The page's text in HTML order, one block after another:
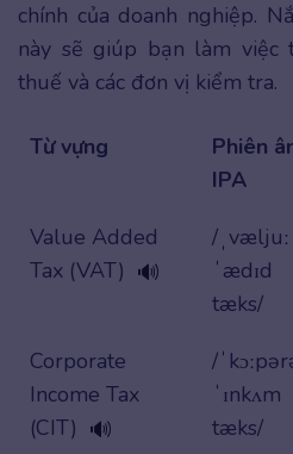
chính của doanh nghiệp.
này sẽ giúp bạn làm việc
thuế và các đơn vị kiểm tra.
Từ vựng
Phiên
IPA
Value Added
Tax (VAT) 🔊
/ˌvæljuː
ˈædɪd
tæks/
Corporate
Income Tax
(CIT) 🔊
/
ˈɪnkʌm
tæks/